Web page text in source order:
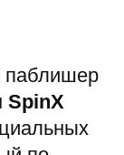
паблишер
SpinX